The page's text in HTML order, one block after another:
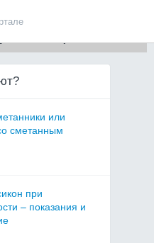
или
сметанным
при
– показания и
предложений по